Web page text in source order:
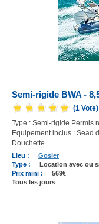
Semi-rigide BWA -
(1 Vote)
Type : Semi-rigide Permis
Equipement inclus : Sead
Douchette…
Lieu :
Gosier
Type :
Location avec ou
Prix mini :
569€
Tous les jours